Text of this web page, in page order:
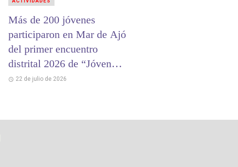
Más de 200 jóvenes
participaron en Mar de Ajó
del primer encuentro
distrital 2026 de “Jóvenes
y Memoria”
22 de julio de 2026